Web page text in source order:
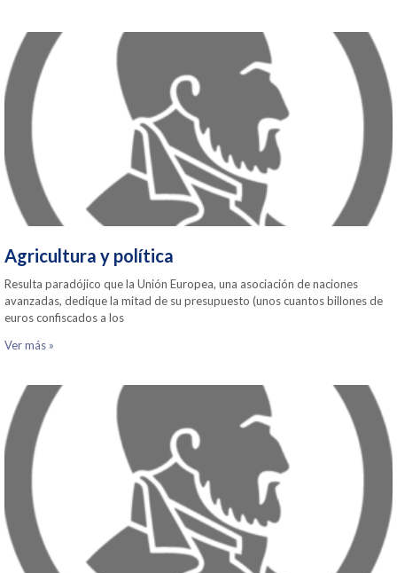
Agricultura y política
Resulta paradójico que la Unión Europea, una asociación de naciones
avanzadas, dedique la mitad de su presupuesto (unos cuantos billones de
euros confiscados a los
Ver más »